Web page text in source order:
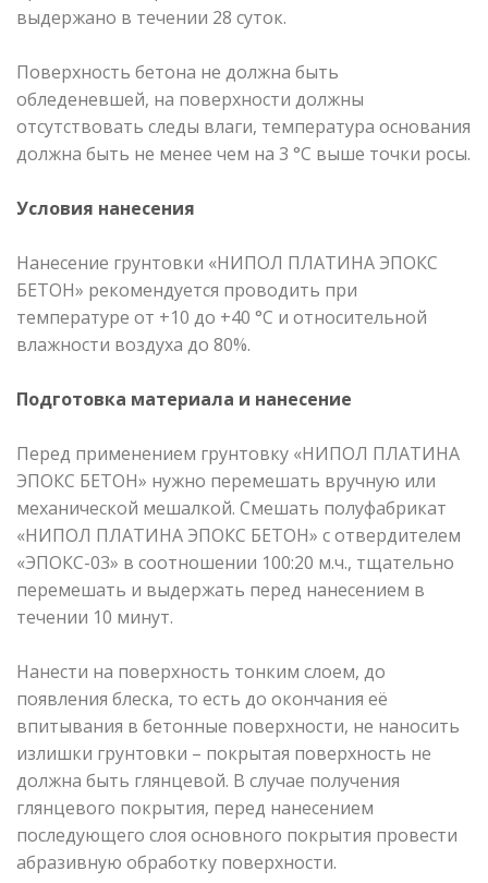
выдержано в течении 28 суток.
Поверхность бетона не должна быть
обледеневшей, на поверхности должны
отсутствовать следы влаги, температура основания
должна быть не менее чем на 3 °С выше точки росы.
Условия нанесения
Нанесение грунтовки «НИПОЛ ПЛАТИНА ЭПОКС
БЕТОН» рекомендуется проводить при
температуре от +10 до +40 °С и относительной
влажности воздуха до 80%.
Подготовка материала и нанесение
Перед применением грунтовку «НИПОЛ ПЛАТИНА
ЭПОКС БЕТОН» нужно перемешать вручную или
механической мешалкой. Смешать полуфабрикат
«НИПОЛ ПЛАТИНА ЭПОКС БЕТОН» с отвердителем
«ЭПОКС-03» в соотношении 100:20 м.ч., тщательно
перемешать и выдержать перед нанесением в
течении 10 минут.
Нанести на поверхность тонким слоем, до
появления блеска, то есть до окончания её
впитывания в бетонные поверхности, не наносить
излишки грунтовки – покрытая поверхность не
должна быть глянцевой. В случае получения
глянцевого покрытия, перед нанесением
последующего слоя основного покрытия провести
абразивную обработку поверхности.